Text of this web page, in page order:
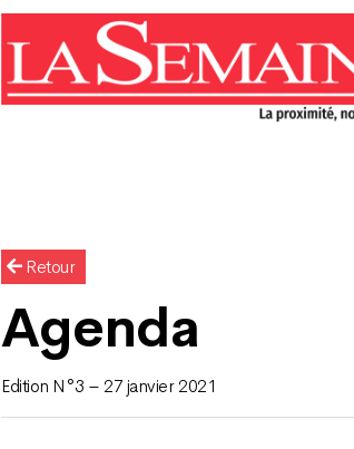
Retour
Agenda
Edition N°3 – 27 janvier 2021